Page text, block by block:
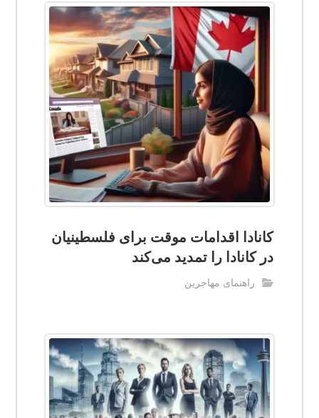
کانادا اقدامات موقت برای فلسطینیان
در کانادا را تمدید می‌کند
راهنمای مهاجرین